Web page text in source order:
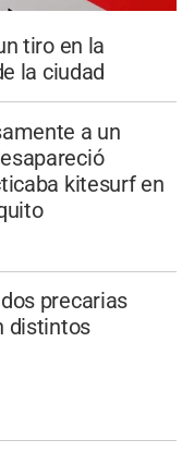
tiro en la
la ciudad
a un
kitesurf en
precarias
distintos